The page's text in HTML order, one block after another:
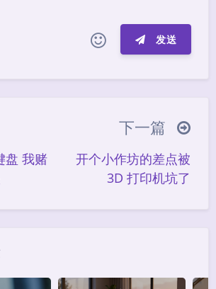
发送
ヾ(≧∇≦*)ゝ
(☆ω☆)
٩(ˊᗜˋ*)و
(ノ°ο°)ノ
(ฅ´ω`ฅ)
φ(￣∇￣o)
o(*////▽////*)q ＞﹏＜
盘 我赌
下一篇
开个小作坊的差点被
3D 打印机坑了